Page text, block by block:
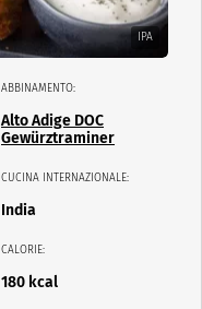
IPA
ABBINAMENTO:
Alto Adige DOC
Gewürztraminer
CUCINA INTERNAZIONALE:
India
CALORIE:
180 kcal